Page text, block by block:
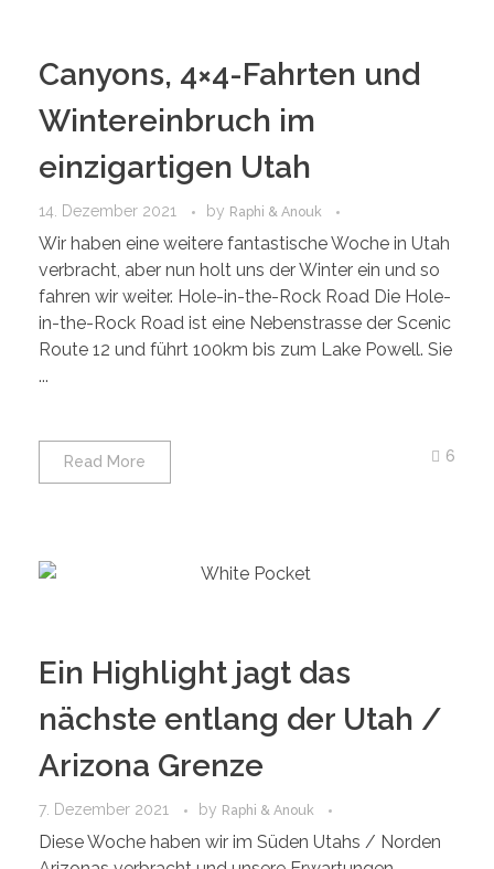
Canyons, 4×4-Fahrten und
Wintereinbruch im
einzigartigen Utah
14. Dezember 2021 by Raphi & Anouk
Wir haben eine weitere fantastische Woche in Utah
verbracht, aber nun holt uns der Winter ein und so
fahren wir weiter. Hole-in-the-Rock Road Die Hole-
in-the-Rock Road ist eine Nebenstrasse der Scenic
Route 12 und führt 100km bis zum Lake Powell. Sie
...
Read More 6
Ein Highlight jagt das
nächste entlang der Utah /
Arizona Grenze
7. Dezember 2021 by Raphi & Anouk
Diese Woche haben wir im Süden Utahs / Norden